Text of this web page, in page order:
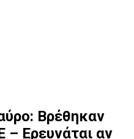
Βρέθηκαν
Ερευνάται αν